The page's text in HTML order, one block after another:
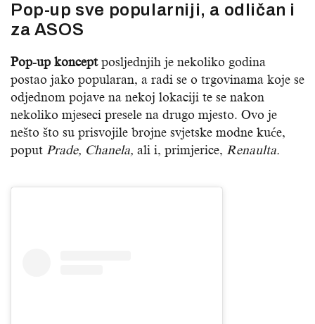
Pop-up sve popularniji, a odličan i
za ASOS
Pop-up konceptposljednjih je nekoliko godina
postao jako popularan, a radi se o trgovinama koje se
odjednom pojave na nekoj lokaciji te se nakon
nekoliko mjeseci presele na drugo mjesto. Ovo je
nešto što su prisvojile brojne svjetske modne kuće,
poput Prade, Chanela, ali i, primjerice, Renaulta.